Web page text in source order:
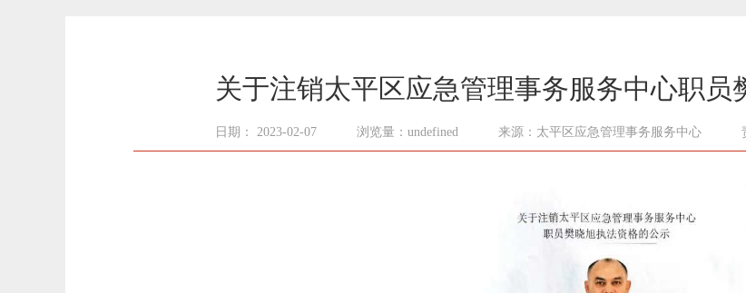
关于注销太平区应急管理事务服务中心职员
日期： 2023-02-07 浏览量：undefined 来源：太平区应急管理事务服务中心